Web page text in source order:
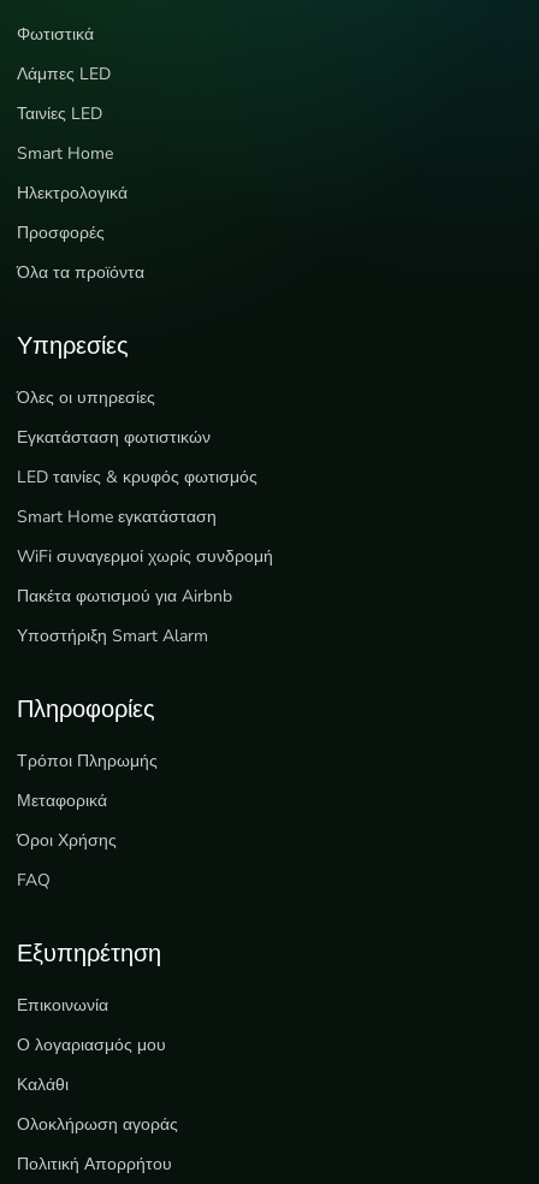
Φωτιστικά
Λάμπες LED
Ταινίες LED
Smart Home
Ηλεκτρολογικά
Προσφορές
Όλα τα προϊόντα
Υπηρεσίες
Όλες οι υπηρεσίες
Εγκατάσταση φωτιστικών
LED ταινίες & κρυφός φωτισμός
Smart Home εγκατάσταση
WiFi συναγερμοί χωρίς συνδρομή
Πακέτα φωτισμού για Airbnb
Υποστήριξη Smart Alarm
Πληροφορίες
Τρόποι Πληρωμής
Μεταφορικά
Όροι Χρήσης
FAQ
Εξυπηρέτηση
Επικοινωνία
Ο λογαριασμός μου
Καλάθι
Ολοκλήρωση αγοράς
Πολιτική Απορρήτου